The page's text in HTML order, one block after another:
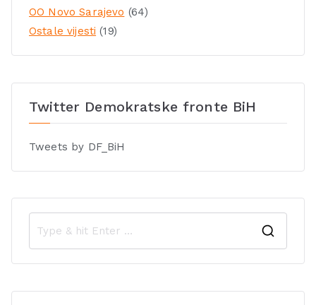
OO Novo Sarajevo (64)
Ostale vijesti (19)
Twitter Demokratske fronte BiH
Tweets by DF_BiH